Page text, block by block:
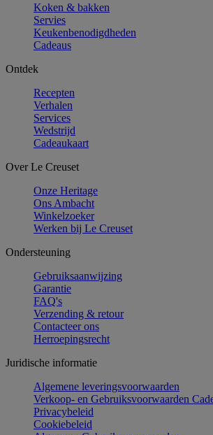
Koken & bakken
Servies
Keukenbenodigdheden
Cadeaus
Ontdek
Recepten
Verhalen
Services
Wedstrijd
Cadeaukaart
Over Le Creuset
Onze Heritage
Ons Ambacht
Winkelzoeker
Werken bij Le Creuset
Ondersteuning
Gebruiksaanwijzing
Garantie
FAQ's
Verzending & retour
Contacteer ons
Herroepingsrecht
Juridische informatie
Algemene leveringsvoorwaarden
Verkoop- en Gebruiksvoorwaarden
Privacybeleid
Cookiebeleid